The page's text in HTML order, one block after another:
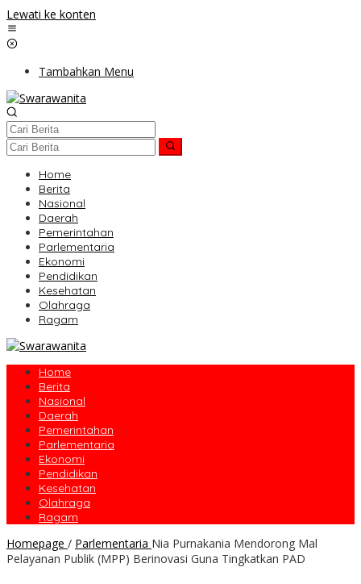
Lewati ke konten
Tambahkan Menu
Home
Berita
Nasional
Daerah
Pemerintahan
Parlementaria
Ekonomi
Pendidikan
Kesehatan
Olahraga
Ragam
Home
Berita
Nasional
Daerah
Pemerintahan
Parlementaria
Ekonomi
Pendidikan
Kesehatan
Olahraga
Ragam
Homepage / Parlementaria Nia Purnakania Mendorong Mal
Pelayanan Publik (MPP) Berinovasi Guna Tingkatkan PAD